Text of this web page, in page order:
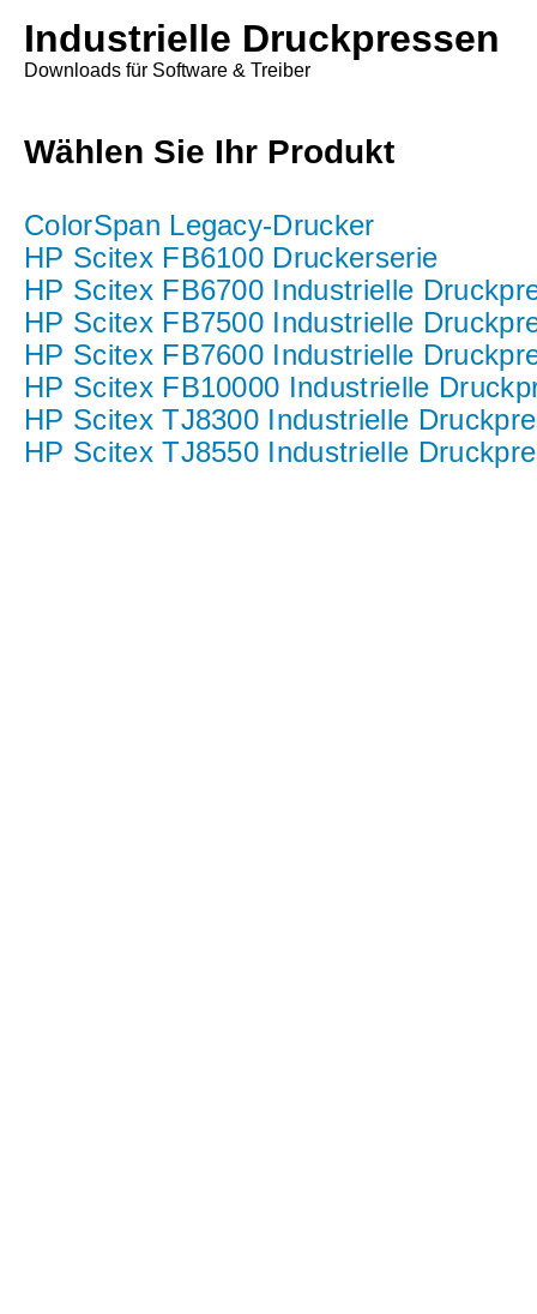
Industrielle Druckpressen
Downloads für Software & Treiber
Wählen Sie Ihr Produkt
ColorSpan Legacy-Drucker
HP Scitex FB6100 Druckerserie
HP Scitex FB6700 Industrielle
HP Scitex FB7500 Industrielle
HP Scitex FB7600 Industrielle
HP Scitex FB10000 Industrielle
HP Scitex TJ8300 Industrielle
HP Scitex TJ8550 Industrielle